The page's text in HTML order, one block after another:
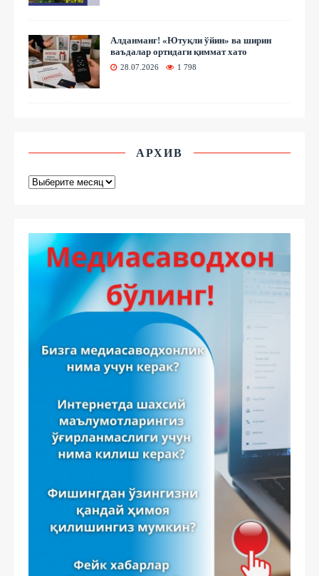
Алданманг! «Ютуқли ўйин» ва ширин
ваъдалар ортидаги қиммат хато
28.07.2026 1 798
АРХИВ